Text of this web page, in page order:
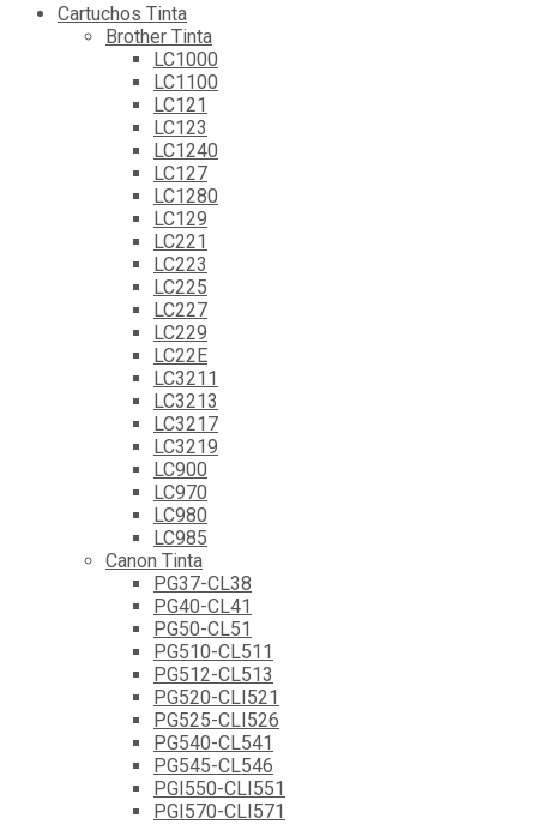
Cartuchos Tinta
Brother Tinta
LC1000
LC1100
LC121
LC123
LC1240
LC127
LC1280
LC129
LC221
LC223
LC225
LC227
LC229
LC22E
LC3211
LC3213
LC3217
LC3219
LC900
LC970
LC980
LC985
Canon Tinta
PG37-CL38
PG40-CL41
PG50-CL51
PG510-CL511
PG512-CL513
PG520-CLI521
PG525-CLI526
PG540-CL541
PG545-CL546
PGI550-CLI551
PGI570-CLI571